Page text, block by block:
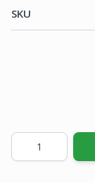
SKU
Množství